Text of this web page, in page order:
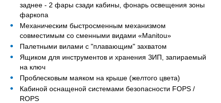
заднее - 2 фары сзади кабины, фонарь освещения зоны
фаркопа
Механическим быстросменным механизмом
совместимым со сменными видами «Manitou»
Палетными вилами с "плавающим" захватом
Ящиком для инструментов и хранения ЗИП, запираемый
на ключ
Проблесковым маяком на крыше (желтого цвета)
Кабиной оснащеной системами безопасности FOPS /
ROPS